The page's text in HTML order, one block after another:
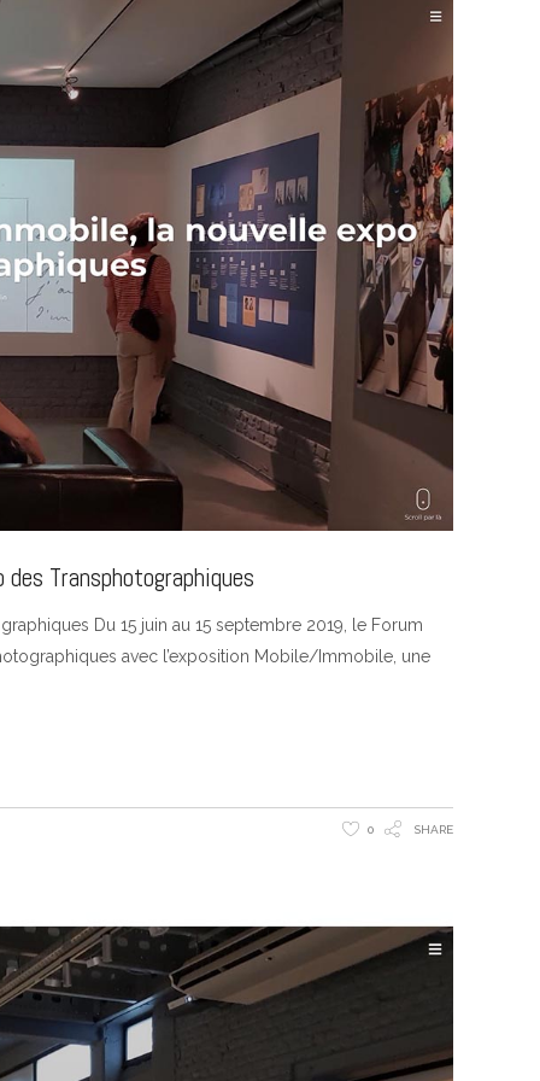
Transphotographiques
Du 15 juin au 15 septembre 2019, le Forum
avec l’exposition Mobile/Immobile, une
0 SHARE